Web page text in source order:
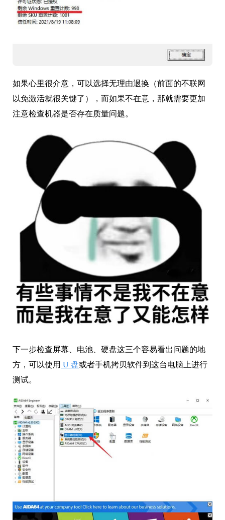
如果心里很介意，可以选择无理由退换（前面的不联网
以免激活就很关键了），而如果不在意，那就需要更加
注意检查机器是否存在质量问题。
下一步检查屏幕、电池、硬盘这三个容易看出问题的地
方，可以使用 U 盘或者手机拷贝软件到这台电脑上进行
测试。